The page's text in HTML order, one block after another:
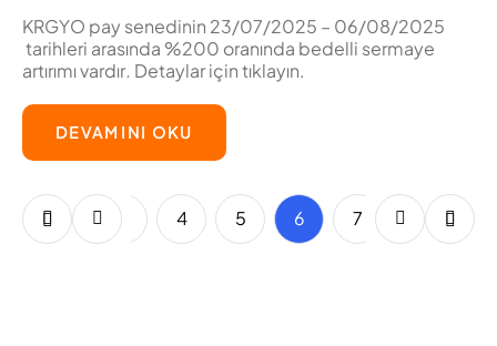
KRGYO pay senedinin 23/07/2025 – 06/08/2025
tarihleri arasında %200 oranında bedelli sermaye
artırımı vardır. Detaylar için tıklayın.
DEVAMINI OKU
3 4 5 6 7 9